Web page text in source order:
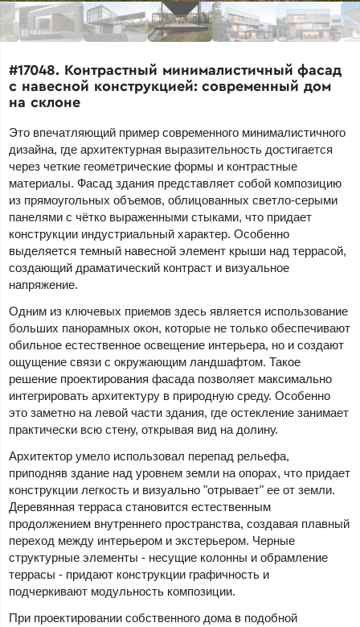
#17048. Контрастный минималистичный фасад
с навесной конструкцией: современный дом
на склоне
Это впечатляющий пример современного минималистичного
дизайна, где архитектурная выразительность достигается
через четкие геометрические формы и контрастные
материалы. Фасад здания представляет собой композицию
из прямоугольных объемов, облицованных светло-серыми
панелями с чётко выраженными стыками, что придает
конструкции индустриальный характер. Особенно
выделяется темный навесной элемент крыши над террасой,
создающий драматический контраст и визуальное
напряжение.
Одним из ключевых приемов здесь является использование
больших панорамных окон, которые не только обеспечивают
обильное естественное освещение интерьера, но и создают
ощущение связи с окружающим ландшафтом. Такое
решение проектирования фасада позволяет максимально
интегрировать архитектуру в природную среду. Особенно
это заметно на левой части здания, где остекление занимает
практически всю стену, открывая вид на долину.
Архитектор умело использовал перепад рельефа,
приподняв здание над уровнем земли на опорах, что придает
конструкции легкость и визуально "отрывает" ее от земли.
Деревянная терраса становится естественным
продолжением внутреннего пространства, создавая плавный
переход между интерьером и экстерьером. Черные
структурные элементы - несущие колонны и обрамление
террасы - придают конструкции графичность и
подчеркивают модульность композиции.
При проектировании собственного дома в подобной